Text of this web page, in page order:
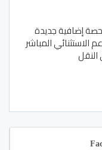
إضافية جديدة
الاستثنائي المباشر